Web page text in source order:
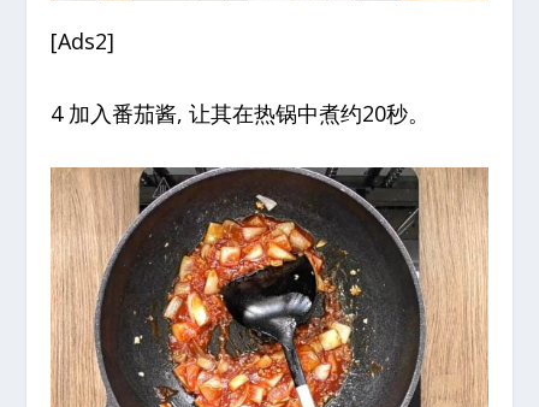
[Ads2]
4 加入番茄酱, 让其在热锅中煮约20秒。